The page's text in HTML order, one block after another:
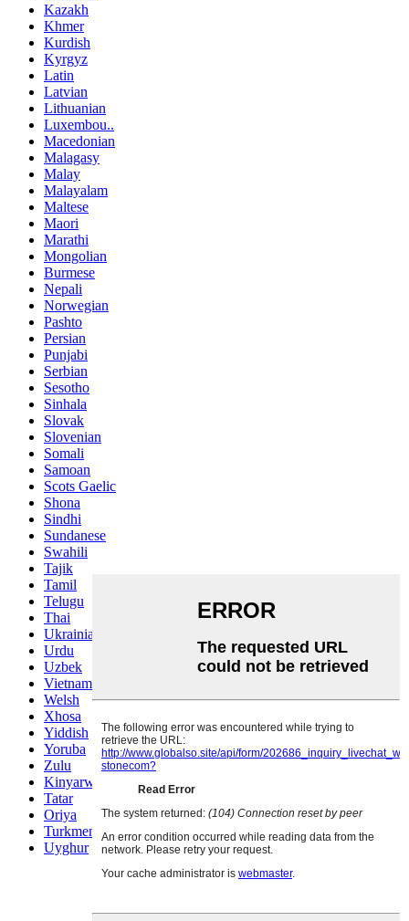
Kurdish
Kyrgyz
Latin
Latvian
Lithuanian
Luxembou..
Macedonian
Malagasy
Malay
Malayalam
Maltese
Maori
Marathi
Mongolian
Burmese
Nepali
Norwegian
Pashto
Persian
Punjabi
Serbian
Sesotho
Sinhala
Slovak
Slovenian
Somali
Samoan
Scots Gaelic
Shona
Sindhi
Sundanese
Swahili
Tajik
Tamil
Telugu
Thai
Ukrainian
Urdu
Uzbek
Vietnamese
Welsh
Xhosa
Yiddish
Yoruba
Zulu
Kinyarwanda
Tatar
Oriya
Turkmen
Uyghur